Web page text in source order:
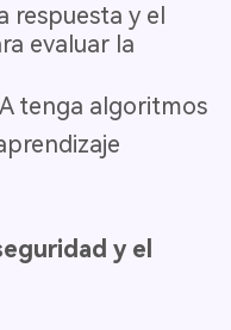
respuesta y el
evaluar la
tenga algoritmos
y el